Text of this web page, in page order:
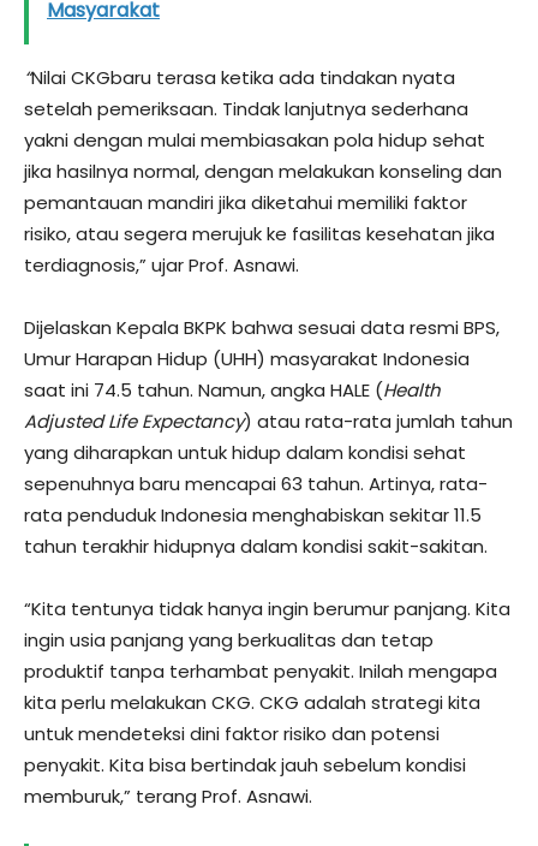
Masyarakat
“Nilai CKGbaru terasa ketika ada tindakan nyata
setelah pemeriksaan. Tindak lanjutnya sederhana
yakni dengan mulai membiasakan pola hidup sehat
jika hasilnya normal, dengan melakukan konseling dan
pemantauan mandiri jika diketahui memiliki faktor
risiko, atau segera merujuk ke fasilitas kesehatan jika
terdiagnosis,” ujar Prof. Asnawi.
Dijelaskan Kepala BKPK bahwa sesuai data resmi BPS,
Umur Harapan Hidup (UHH) masyarakat Indonesia
saat ini 74.5 tahun. Namun, angka HALE (Health
Adjusted Life Expectancy) atau rata-rata jumlah tahun
yang diharapkan untuk hidup dalam kondisi sehat
sepenuhnya baru mencapai 63 tahun. Artinya, rata-
rata penduduk Indonesia menghabiskan sekitar 11.5
tahun terakhir hidupnya dalam kondisi sakit-sakitan.
“Kita tentunya tidak hanya ingin berumur panjang. Kita
ingin usia panjang yang berkualitas dan tetap
produktif tanpa terhambat penyakit. Inilah mengapa
kita perlu melakukan CKG. CKG adalah strategi kita
untuk mendeteksi dini faktor risiko dan potensi
penyakit. Kita bisa bertindak jauh sebelum kondisi
memburuk,” terang Prof. Asnawi.